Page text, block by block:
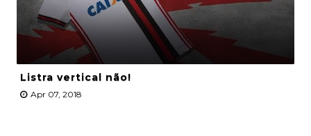
Listra vertical não!
Apr 07, 2018